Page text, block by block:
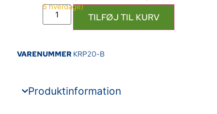
TILFØJ TIL KURV
VARENUMMER KRP20-B
Produktinformation